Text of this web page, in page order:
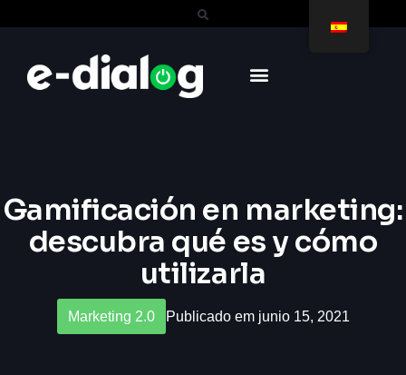
Gamificación en marketing:
descubra qué es y cómo
utilizarla
Marketing 2.0 Publicado em junio 15, 2021